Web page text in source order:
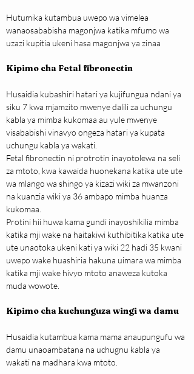
Hutumika kutambua uwepo wa vimelea
wanaosababisha magonjwa katika mfumo wa
uzazi kupitia ukeni hasa magonjwa ya zinaa
Kipimo cha Fetal fibronectin
Husaidia kubashiri hatari ya kujifungua ndani ya
siku 7 kwa mjamzito mwenye dalili za uchungu
kabla ya mimba kukomaa au yule mwenye
visababishi vinavyo ongeza hatari ya kupata
uchungu kabla ya wakati.
Fetal fibronectin ni protrotin inayotolewa na seli
za mtoto, kwa kawaida huonekana katika ute ute
wa mlango wa shingo ya kizazi wiki za mwanzoni
na kuanzia wiki ya 36 ambapo mimba huanza
kukomaa.
Protini hii huwa kama gundi inayoshikilia mimba
katika mji wake na haitakiwi kuthibitika katika ute
ute unaotoka ukeni kati ya wiki 22 hadi 35 kwani
uwepo wake huashiria hakuna uimara wa mimba
katika mji wake hivyo mtoto anaweza kutoka
muda wowote.
Kipimo cha kuchunguza wingi wa damu
Husaidia kutambua kama mama anaupungufu wa
damu unaoambatana na uchugnu kabla ya
wakati na madhara kwa mtoto.